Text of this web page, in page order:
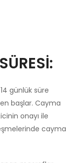
günlük süre
başlar. Cayma
onayı ile
cayma